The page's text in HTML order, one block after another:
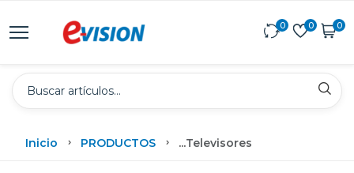
0 0 0
Inicio PRODUCTOS ...Televisores